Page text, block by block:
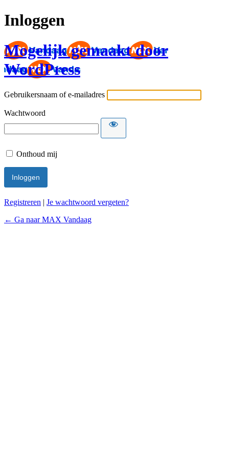
Inloggen
Mogelijk gemaakt door
WordPress
Gebruikersnaam of e-mailadres
Wachtwoord
Onthoud mij
Registreren | Je wachtwoord vergeten?
← Ga naar MAX Vandaag